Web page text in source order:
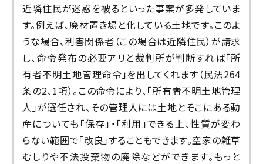
近隣住民が迷惑を被るといった事案が多発していま
す。例えば、廃材置き場と化している土地です。このよ
うな場合、利害関係者（この場合は近隣住民）が請求
し、命令発布の必要アリと裁判所が判断すれば「所
有者不明土地管理命令」を出してくれます（民法264
条の2、1項）。この命令により、「所有者不明土地管理
人」が選任され、その管理人には土地とそこにある動
産についても「保存」・「利用」できる上、性質が変わ
らない範囲で「改良」することもできます。空家の雑草
むしりや不法投棄物の廃除などができます。もっと